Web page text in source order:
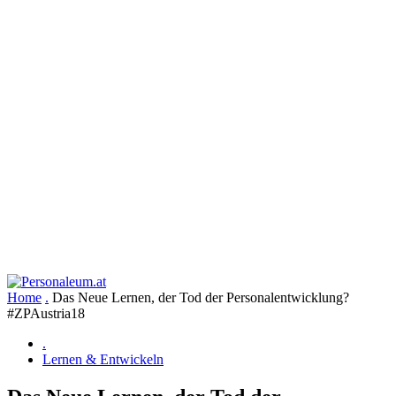
Home . Das Neue Lernen, der Tod der Personalentwicklung?
#ZPAustria18
.
Lernen & Entwickeln